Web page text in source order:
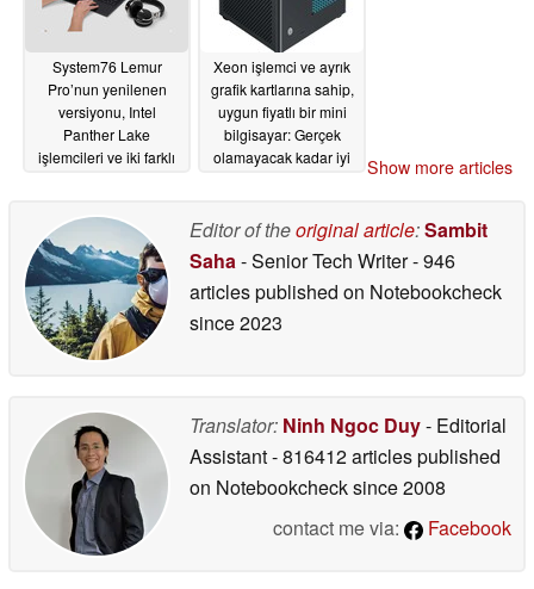
System76 Lemur
Pro’nun yenilenen
versiyonu, Intel
Panther Lake
işlemcileri ve iki farklı
Xeon işlemci ve ayrık
grafik kartlarına sahip,
uygun fiyatlı bir mini
bilgisayar: Gerçek
olamayacak kadar iyi
Show more articles
Editor of theoriginal article:Sambit
Saha- Senior Tech Writer- 946
articles published on Notebookcheck
since 2023
Translator: Ninh Ngoc Duy- Editorial
Assistant- 816412 articles published
on Notebookchecksince 2008
contact me via:
Facebook